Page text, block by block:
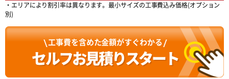
・エリアにより割引率は異なります。最小サイズの工事費込み価格(オプション
別)
工事費を含めた金額がすぐわかる
セルフお見積りスタート